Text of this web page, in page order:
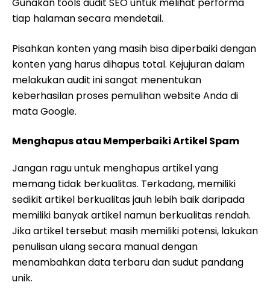
tiap halaman secara mendetail.
Pisahkan konten yang masih bisa diperbaiki dengan
konten yang harus dihapus total. Kejujuran dalam
melakukan audit ini sangat menentukan
keberhasilan proses pemulihan website Anda di
mata Google.
Menghapus atau Memperbaiki Artikel Spam
Jangan ragu untuk menghapus artikel yang
memang tidak berkualitas. Terkadang, memiliki
sedikit artikel berkualitas jauh lebih baik daripada
memiliki banyak artikel namun berkualitas rendah.
Jika artikel tersebut masih memiliki potensi, lakukan
penulisan ulang secara manual dengan
menambahkan data terbaru dan sudut pandang
unik.